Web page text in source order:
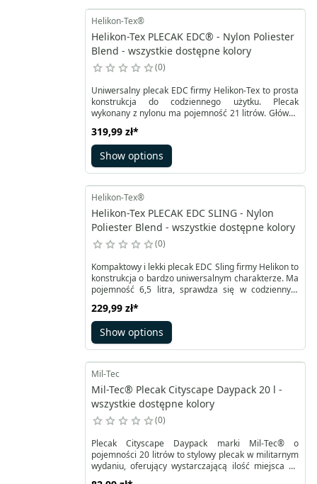
Helikon-Tex®
Helikon-Tex PLECAK EDC® - Nylon Poliester
Blend - wszystkie dostępne kolory
0
Uniwersalny plecak EDC firmy Helikon-Tex to prosta
konstrukcja do codziennego użytku. Plecak
wykonany z nylonu ma pojemność 21 litrów. Główna
wzmocniony dwoma klamrami. Posiada haki na
podwieszenie systemu hydracyjnego. Mniejsza
komora może pełnić funkcję kieszeni na laptopa.
Obszyta jest na jednej ze ścian miękkim rzepem
319,99 zł*
Show options
Helikon-Tex®
Helikon-Tex PLECAK EDC SLING - Nylon
Poliester Blend - wszystkie dostępne kolory
0
Kompaktowy i lekki plecak EDC Sling firmy Helikon to
konstrukcja o bardzo uniwersalnym charakterze. Ma
pojemność 6,5 litra, sprawdza się w codziennym
ściankach miękkim rzepem zapewniającym
kompatybilność z Versatile Insert System. Jedna z
nich, ukryta, posiada system szybkiego dostępu.
229,99 zł*
Show options
Mil-Tec
Mil-Tec® Plecak Cityscape Daypack 20 l -
wszystkie dostępne kolory
0
Plecak Cityscape Daypack marki Mil-Tec® o
pojemności 20 litrów to stylowy plecak w militarnym
wydaniu, oferujący wystarczającą ilość miejsca na